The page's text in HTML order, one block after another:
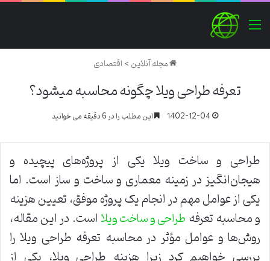
منو
مجله آنلاین>اقتصادی
تعرفه طراحی ویلا چگونه محاسبه میشود؟
1402-12-04 این مطلب را در 6 دقیقه می خوانید
طراحی و ساخت ویلا یکی از پروژه‌های پیچیده و
هیجان‌انگیز در زمینه معماری و ساخت و ساز است. اما
یکی از عوامل مهم در انجام یک پروژه موفق، تعیین هزینه
و محاسبه تعرفه طراحی و ساخت ویلااست. در این مقاله،
روش‌ها و عوامل مؤثر در محاسبه تعرفه طراحی ویلا را